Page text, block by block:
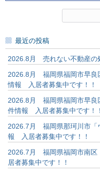
最近の投稿
2026.8月 売れない不動産の
2026.8月 福岡県福岡市早良
情報 入居者募集中です！！
2026.8月 福岡県福岡市早良
件情報 入居者募集中です！！
2026.7月 福岡県那珂川市「
報 入居者募集中です！！
2026.7月 福岡県福岡市南区
居者募集中です！！